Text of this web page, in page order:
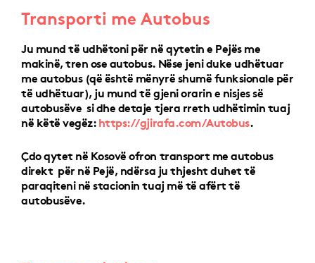
Transporti me Autobus
Ju mund të udhëtoni për në qytetin e Pejës me
makinë, tren ose autobus. Nëse jeni duke udhëtuar
me autobus (që është mënyrë shumë funksionale për
të udhëtuar), ju mund të gjeni orarin e nisjes së
autobusëve si dhe detaje tjera rreth udhëtimin tuaj
në këtë vegëz:https://gjirafa.com/Autobus.
Çdo qytet në Kosovë ofron transport me autobus
direkt për në Pejë, ndërsa ju thjesht duhet të
paraqiteni në stacionin tuaj më të afërt të
autobusëve.